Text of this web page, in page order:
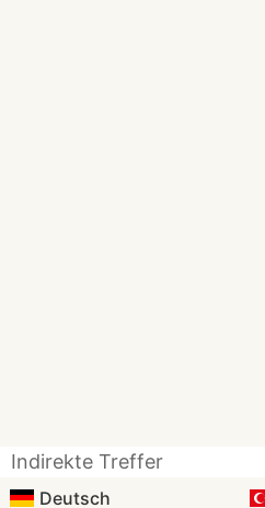
Indirekte Treffer
Deutsch